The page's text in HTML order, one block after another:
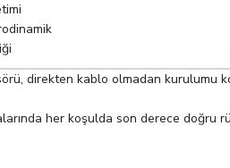
direkten kablo olmadan kurulumu
her koşulda son derece doğru